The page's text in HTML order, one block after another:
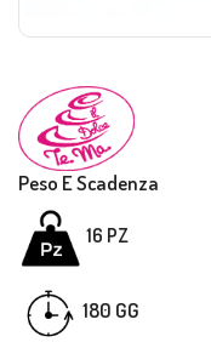
Peso E Scadenza
16 PZ
180 GG